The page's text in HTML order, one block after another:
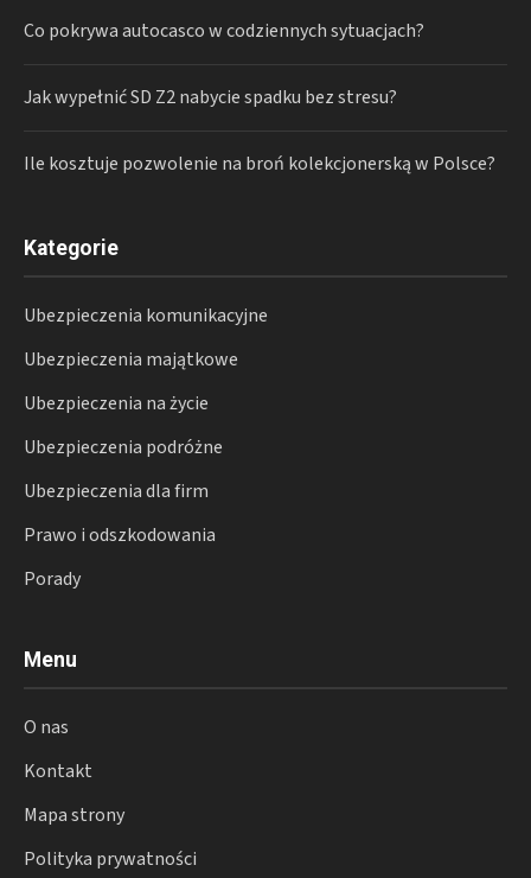
Co pokrywa autocasco w codziennych sytuacjach?
Jak wypełnić SD Z2 nabycie spadku bez stresu?
Ile kosztuje pozwolenie na broń kolekcjonerską w Polsce?
Kategorie
Ubezpieczenia komunikacyjne
Ubezpieczenia majątkowe
Ubezpieczenia na życie
Ubezpieczenia podróżne
Ubezpieczenia dla firm
Prawo i odszkodowania
Porady
Menu
O nas
Kontakt
Mapa strony
Polityka prywatności